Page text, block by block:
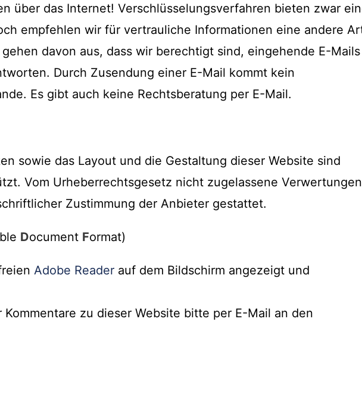
über das Internet! Verschlüsselungsverfahren bieten zwar
empfehlen wir für vertrauliche Informationen eine andere
davon aus, dass wir berechtigt sind, eingehende E-Mails
Durch Zusendung einer E-Mail kommt kein
Es gibt auch keine Rechtsberatung per E-Mail.
sowie das Layout und die Gestaltung dieser Website sind
Vom Urheberrechtsgesetz nicht zugelassene Verwertungen
Zustimmung der Anbieter gestattet.
Document Format)
Adobe Reader auf dem Bildschirm angezeigt und
Kommentare zu dieser Website bitte per E-Mail an den